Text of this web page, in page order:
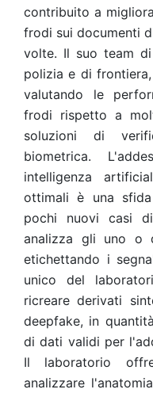
contribuito a
frodi sui documenti
volte. Il suo team
polizia e di
valutando le
frodi rispetto a
soluzioni di
biometrica.
intelligenza
ottimali è una
pochi nuovi casi
analizza gli uno o
etichettando i
unico del
ricreare derivati
deepfake, in
di dati validi per
Il laboratorio
analizzare